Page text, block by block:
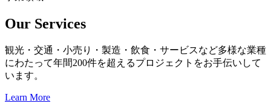
Our Services
観光・交通・小売り・製造・飲食・サービスなど多様な業種
にわたって年間200件を超えるプロジェクトをお手伝いして
います。
Learn More